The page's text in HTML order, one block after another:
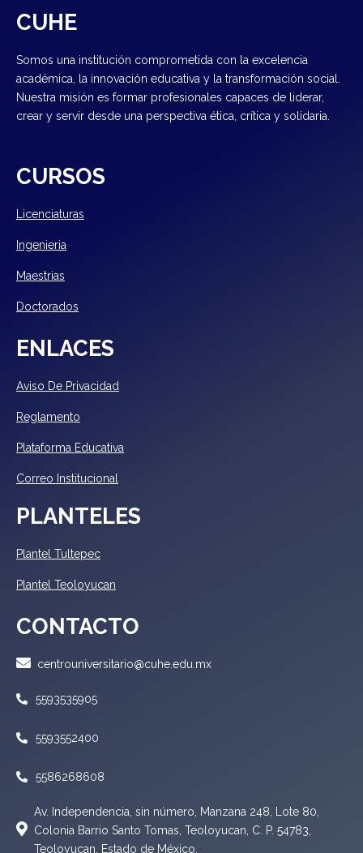
CUHE
Somos una institución comprometida con la excelencia
académica, la innovación educativa y la transformación social.
Nuestra misión es formar profesionales capaces de liderar,
crear y servir desde una perspectiva ética, crítica y solidaria.
CURSOS
Licenciaturas
Ingenieria
Maestrias
Doctorados
ENLACES
Aviso De Privacidad
Reglamento
Plataforma Educativa
Correo Institucional
PLANTELES
Plantel Tultepec
Plantel Teoloyucan
CONTACTO
centrouniversitario@cuhe.edu.mx
5593535905
5593552400
5586268608
Av. Independencia, sin número, Manzana 248, Lote 80,
Colonia Barrio Santo Tomas, Teoloyucan, C. P. 54783,
Teoloyucan, Estado de México.